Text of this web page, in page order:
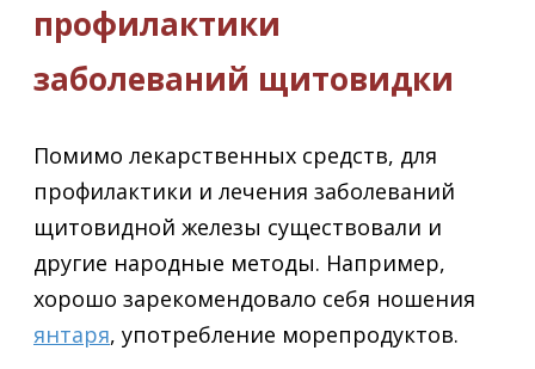
профилактики
заболеваний щитовидки
Помимо лекарственных средств, для
профилактики и лечения заболеваний
щитовидной железы существовали и
другие народные методы. Например,
хорошо зарекомендовало себя ношения
янтаря, употребление морепродуктов.